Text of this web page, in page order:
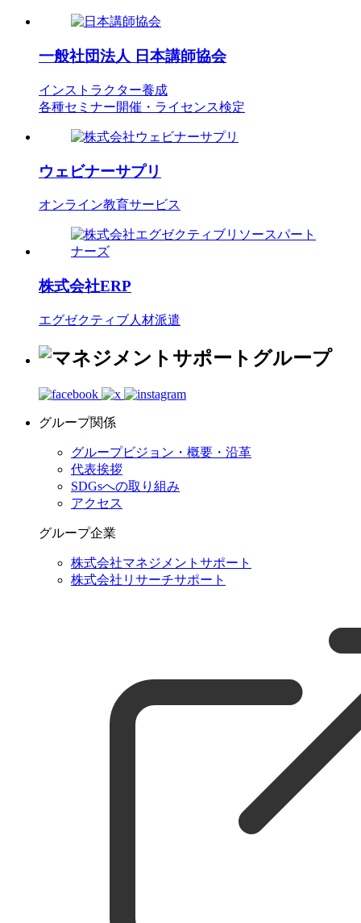
一般社団法人 日本講師協会
インストラクター養成
各種セミナー開催・ライセンス検定
ウェビナーサプリ
オンライン教育サービス
株式会社ERP
エグゼクティブ人材派遣
グループ関係
グループビジョン・概要・沿革
代表挨拶
SDGsへの取り組み
アクセス
グループ企業
株式会社マネジメントサポート
株式会社リサーチサポート